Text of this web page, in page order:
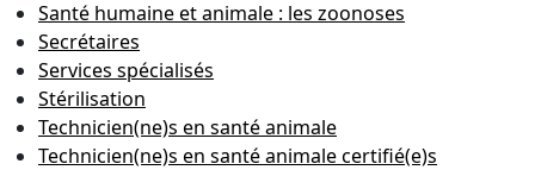
Santé humaine et animale : les zoonoses
Secrétaires
Services spécialisés
Stérilisation
Technicien(ne)s en santé animale
Technicien(ne)s en santé animale certifié(e)s